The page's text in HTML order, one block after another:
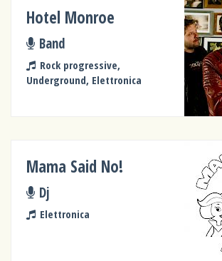
Hotel Monroe
Band
Rock progressive,
Underground, Elettronica
Mama Said No!
Dj
Elettronica